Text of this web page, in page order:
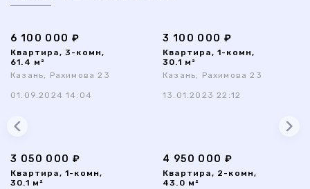
6 100 000 ₽
Квартира, 3-комн,
61.4 м²
Казань, Рахимова 23
01.09.2024 14:04
3 100 000 ₽
Квартира, 1-комн,
30.1 м²
Казань, Рахимова 23
13.01.2023 22:12
3 050 000 ₽
Квартира, 1-комн,
30.1 м²
4 950 000 ₽
Квартира, 2-комн,
43.0 м²